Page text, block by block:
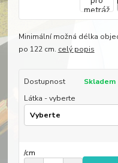
Minimální možná délka
po 122 cm. celý popis
Dostupnost
Skladem
Látka - vyberte
/cm